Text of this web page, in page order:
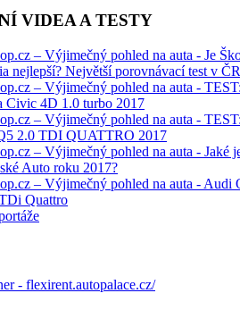
VIDEA A TESTY
nejlepší? Největší porovnávací test v ČR
Civic 4D 1.0 turbo 2017
2.0 TDI QUATTRO 2017
Auto roku 2017?
Quattro